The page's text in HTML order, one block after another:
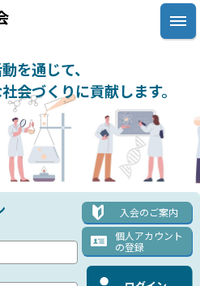
を通じて、
会づくりに貢献します。
入会のご案内
個人アカウント
の登録